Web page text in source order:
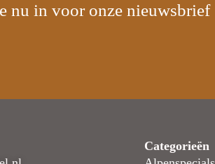
nu in voor onze nieuwsbrief
Categorieën